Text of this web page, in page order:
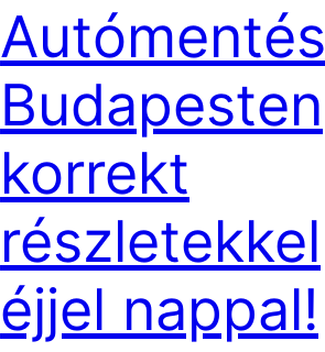
Autómentés
Budapesten
korrekt
részletekkel
éjjel nappal!